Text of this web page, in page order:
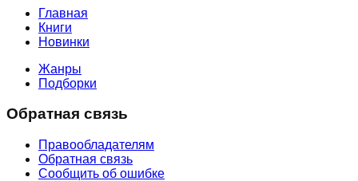
Главная
Книги
Новинки
Жанры
Подборки
Обратная связь
Правообладателям
Обратная связь
Сообщить об ошибке